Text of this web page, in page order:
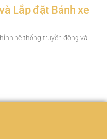
Lắp đặt Bánh xe
hệ thống truyền động và